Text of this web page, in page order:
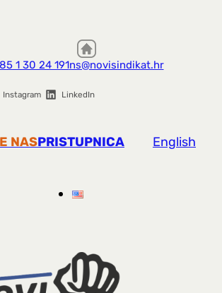
1 30 24 191ns@novisindikat.hr
Instagram LinkedIn
NASPRISTUPNICA English